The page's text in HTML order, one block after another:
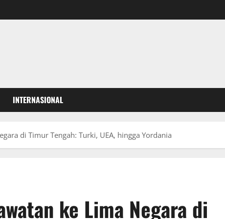
INTERNASIONAL
di Timur Tengah: Turki, UEA, hingga Yordania
ke Lima Negara di